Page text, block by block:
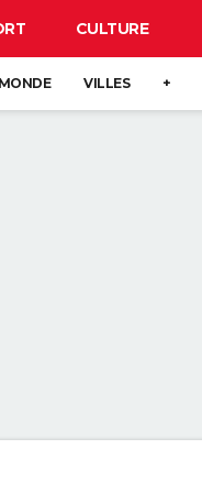
CULTURE
MONDE VILLES +